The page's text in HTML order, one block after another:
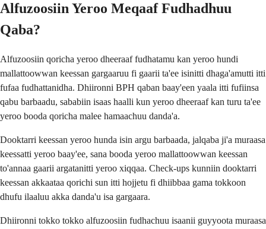
Alfuzoosiin Yeroo Meqaaf Fudhadhuu
Qaba?
Alfuzoosiin qoricha yeroo dheeraaf fudhatamu kan yeroo hundi
mallattoowwan keessan gargaaruu fi gaarii ta'ee isinitti dhaga'amutti itti
fufaa fudhattanidha. Dhiironni BPH qaban baay'een yaala itti fufiinsa
qabu barbaadu, sababiin isaas haalli kun yeroo dheeraaf kan turu ta'ee
yeroo booda qoricha malee hamaachuu danda'a.
Dooktarri keessan yeroo hunda isin argu barbaada, jalqaba ji'a muraasa
keessatti yeroo baay'ee, sana booda yeroo mallattoowwan keessan
to'annaa gaarii argatanitti yeroo xiqqaa. Check-ups kunniin dooktarri
keessan akkaataa qorichi sun itti hojjetu fi dhiibbaa gama tokkoon
dhufu ilaaluu akka danda'u isa gargaara.
Dhiironni tokko tokko alfuzoosiin fudhachuu isaanii guyyoota muraasa